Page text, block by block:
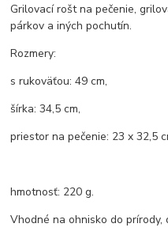
Grilovací rošt na pečenie,
párkov a iných pochutín.
Rozmery:
s rukoväťou: 49 cm,
šírka: 34,5 cm,
priestor na pečenie: 23 x 32,5
hmotnosť: 220 g.
Vhodné na ohnisko do prírody,